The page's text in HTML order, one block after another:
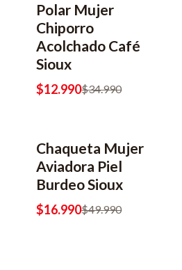
-63% OFF
Polar Mujer
Chiporro
Acolchado Café
Sioux
$12.990$34.990
-66% OFF
Chaqueta Mujer
Aviadora Piel
Burdeo Sioux
$16.990$49.990